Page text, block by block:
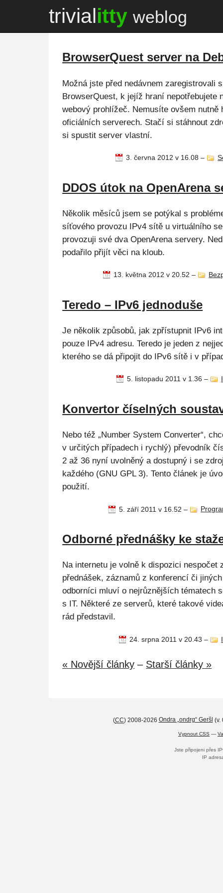
trivialitty weblog
BrowserQuest server na
Možná jste před nedávnem zaregistrovali
BrowserQuest, k jejíž hraní nepotřebujete
webový prohlížeč. Nemusíte ovšem nutně
oficiálních serverech. Stačí si stáhnout
si spustit server vlastní.
3. června 2012 v 16.08 –
DDOS útok na OpenArena
Několik měsíců jsem se potýkal s
síťového provozu IPv4 sítě u virtuálního
provozuji své dva OpenArena servery.
podařilo přijít věci na kloub.
13. května 2012 v 20.52 –
Teredo – IPv6 jednoduše
Je několik způsobů, jak zpřístupnit IPv6
pouze IPv4 adresu. Teredo je jeden z
kterého se dá připojit do IPv6 sítě i v
5. listopadu 2011 v 1.36 –
Konvertor číselných
Nebo též „Number System Converter“,
v určitých případech i rychlý) převodník
2 až 36 nyní uvolněný a dostupný i se
každého (GNU GPL 3). Tento článek je
použití.
5. září 2011 v 16.52 –
Odborné přednášky ke
Na internetu je volně k dispozici nespočet
přednášek, záznamů z konferencí či
odborníci mluví o nejrůznějších tématech
s IT. Některé ze serverů, které takové
rád představil.
24. srpna 2011 v 20.43 –
« Novější články – Starší články »
(CC) 2008-2026 Ondra „ondrg“ Geršl (v.
Vypnout CSS —
Jste připojeni přes
IP